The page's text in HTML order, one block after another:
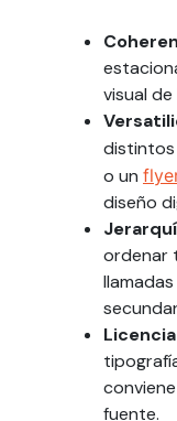
visual
distintos
o un
diseño
ordenar
fuente.